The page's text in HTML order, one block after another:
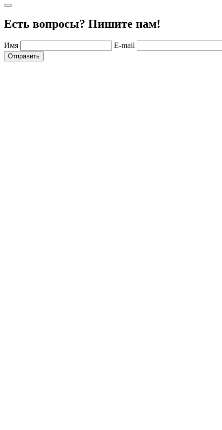
Есть вопросы? Пишите нам!
Имя E-mail